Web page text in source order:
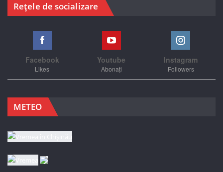
Rețele de socializare
Facebook
Likes
Youtube
Abonați
Instagram
Followers
METEO